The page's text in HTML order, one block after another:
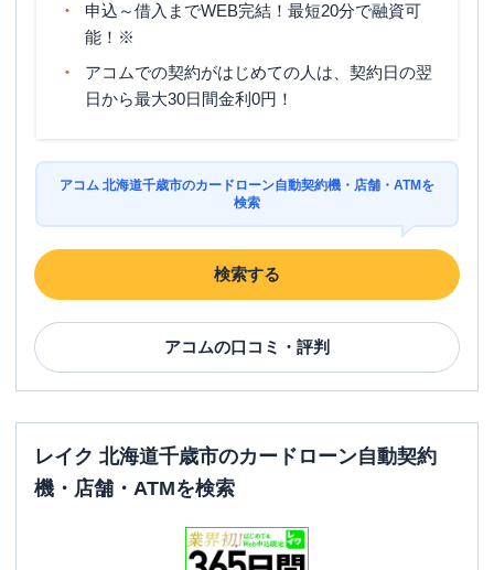
申込～借入までWEB完結！最短20分で融資可
能！※
アコムでの契約がはじめての人は、契約日の翌
日から最大30日間金利0円！
アコム 北海道千歳市のカードローン自動契約機・店舗・ATMを
検索
検索する
アコムの口コミ・評判
レイク 北海道千歳市のカードローン自動契約
機・店舗・ATMを検索